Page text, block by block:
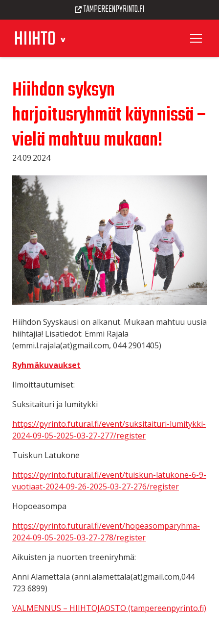
HIIHTO
TAMPEREENPYRINTO.FI
Hiihdon syksyn
harjoitusryhmät käynnissä –
vielä mahtuu mukaan!
24.09.2024
Hiihdon Syyskausi on alkanut. Mukaan mahtuu uusia
hiihtäjiä! Lisätiedot: Emmi Rajala
(emmi.l.rajala(at)gmail.com, 044 2901405)
Ryhmäkuvaukset
Ilmoittautumiset:
Suksitaituri ja lumitykki
https://pyrinto.futural.fi/event/suksitaituri-lumitykki-
2024-09-05-2025-03-27-277/register
Tuiskun Latukone
https://pyrinto.futural.fi/event/tuiskun-latukone-6-9-
vuotiaat-2024-09-26-2025-03-27-276/register
Hopoeasompa
https://pyrinto.futural.fi/event/hopeasomparyhma-
2024-09-05-2025-03-27-278/register
Aikuisten ja nuorten treeniryhmä:
Anni Alamettälä (anni.alamettala(at)gmail.com,044
723 6899)
VALMENNUS – HIIHTOJAOSTO (tampereenpyrinto.fi)